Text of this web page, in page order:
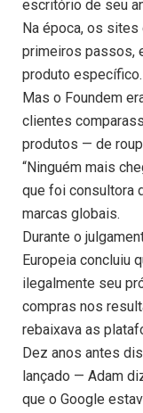
escritório de seu
Na época, os
primeiros passos,
produto específico.
Mas o Foundem
clientes
produtos — de
“Ninguém mais
que foi consultora
marcas globais.
Durante o
Europeia concluiu
ilegalmente seu
compras nos
rebaixava as
Dez anos antes
lançado — Adam
que o Google